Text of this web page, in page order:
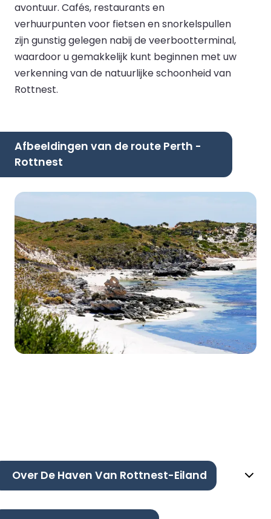
avontuur. Cafés, restaurants en
verhuurpunten voor fietsen en snorkelspullen
zijn gunstig gelegen nabij de veerbootterminal,
waardoor u gemakkelijk kunt beginnen met uw
verkenning van de natuurlijke schoonheid van
Rottnest.
Afbeeldingen van de route Perth -
Rottnest
Over De Haven Van Rottnest-Eiland